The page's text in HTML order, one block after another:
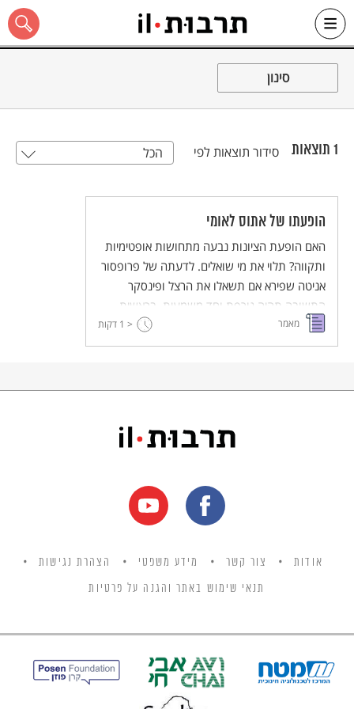
Skip
כל האתר
סינון
1 תוצאות סידור תוצאות לפי הכל
הופעתו של אתוס לאומי
האם הופעת הציונות נבעה מתחושות אופטימיות
ותקווה? תלוי את מי שואלים. לדעתה של פרופסור
אניטה שפירא אם תשאלו את הרצל ופינסקר
התשובה תהיה גורפת וחד משמעית. בראשית
המאה ה- 20 התערער ביטחון הקיום הפיזי של
יהודים. פרופ' אניטה שפירא טוענת כי פרעות
מאמר < 1 דקות
אודות צור קשר מידע משפטי הצהרת נגישות
תנאי שימוש באתר והגנה על פרטיות